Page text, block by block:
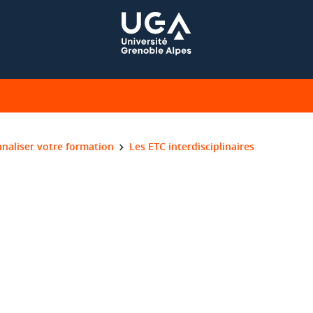
votre formation Les ETC interdisciplinaires